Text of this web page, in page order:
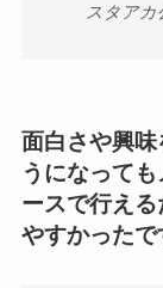
スタアカ
面白さや興
うになって
ースで行え
やすかったで